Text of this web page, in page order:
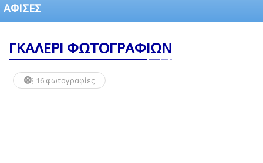
ΑΦΙΣΕΣ
ΓΚΑΛΕΡΙ ΦΩΤΟΓΡΑΦΙΩΝ
16 φωτογραφίες